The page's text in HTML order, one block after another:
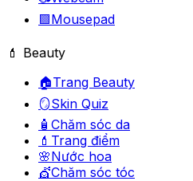
🟪Mousepad
💄 Beauty
🏠Trang Beauty
🪞Skin Quiz
🧴 Chăm sóc da
💄 Trang điểm
🌸Nước hoa
💇Chăm sóc tóc